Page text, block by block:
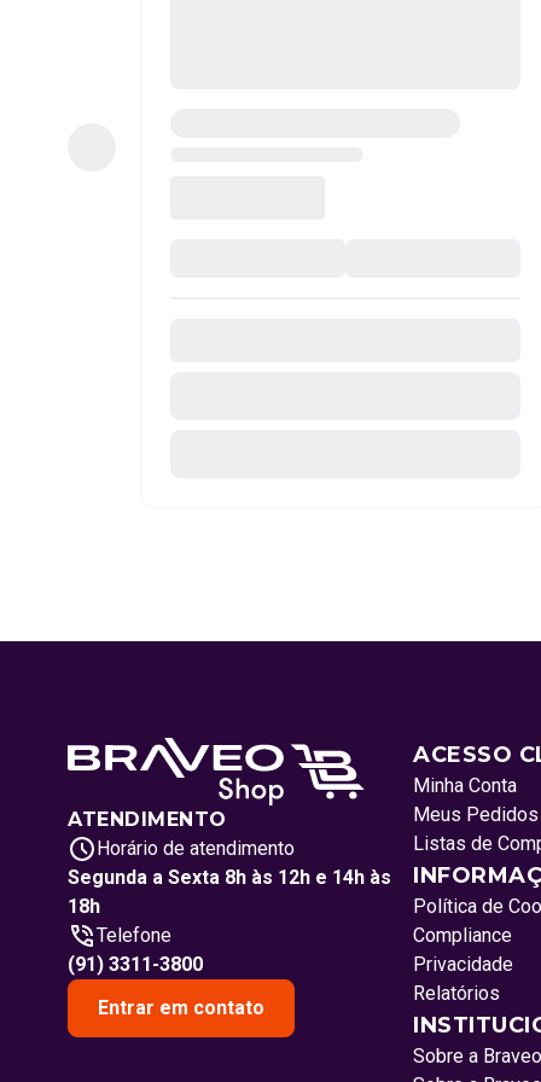
ATENDIMENTO
Horário de atendimento
Segunda a Sexta 8h às 12h e 14h às
18h
Telefone
(91) 3311-3800
Entrar em contato
ACESSO
Minha Conta
Meus Pedidos
Listas de
Política de
Compliance
Privacidade
Relatórios
Sobre a